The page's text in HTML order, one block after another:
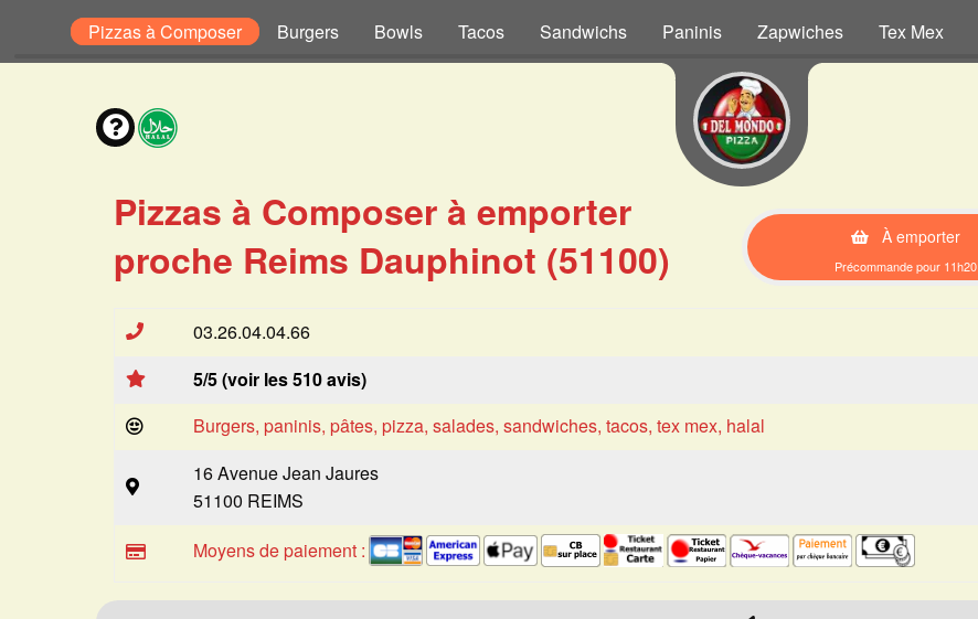
Pizzas à Composer Burgers Bowls Tacos Sandwichs Paninis Zapwiches Tex Mex
Pizzas à Composer à emporter
proche Reims Dauphinot (51100)
À emporter
Précommande pour 11h20
03.26.04.04.66
5/5 (voir les 510 avis)
Burgers, paninis, pâtes, pizza, salades, sandwiches, tacos, tex mex, halal
16 Avenue Jean Jaures
51100 REIMS
Moyens de paiement :